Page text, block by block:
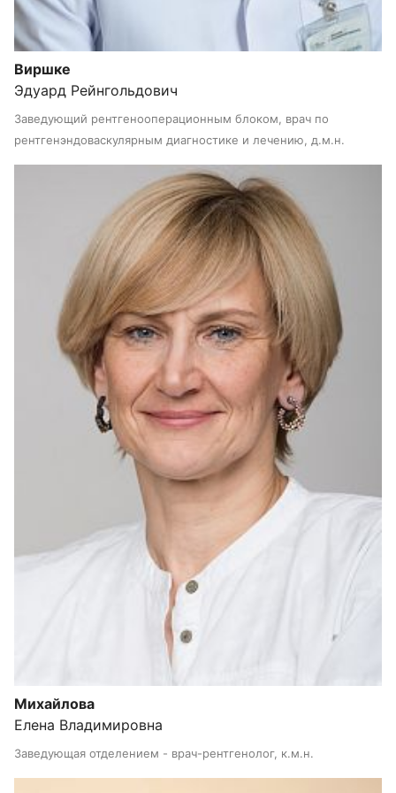
Виршке
Эдуард Рейнгольдович
Заведующий рентгенооперационным блоком, врач по
рентгенэндоваскулярным диагностике и лечению, д.м.н.
Михайлова
Елена Владимировна
Заведующая отделением - врач-рентгенолог, к.м.н.